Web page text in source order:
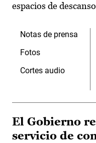
espacios de
Notas de prensa
Fotos
Cortes audio
El Gobierno
servicio de